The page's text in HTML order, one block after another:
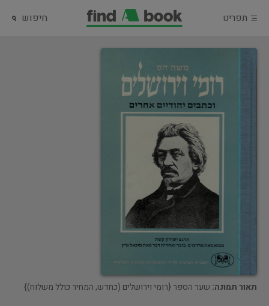
תפריט חיפוש
תאור תמונה: שער הספר {רומי וירושלים (כחדש, המחיר כולל משלוח)}